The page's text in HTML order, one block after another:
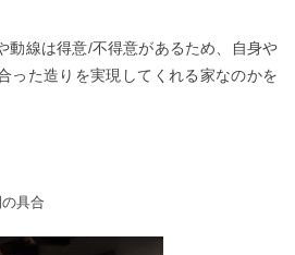
動線は得意/不得意があるため、自身や
った造りを実現してくれる家なのかを
具合